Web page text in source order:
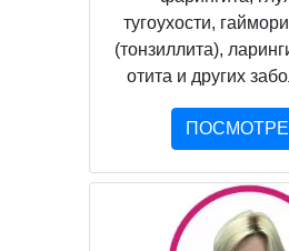
тугоухости,
(тонзиллита),
отита и других